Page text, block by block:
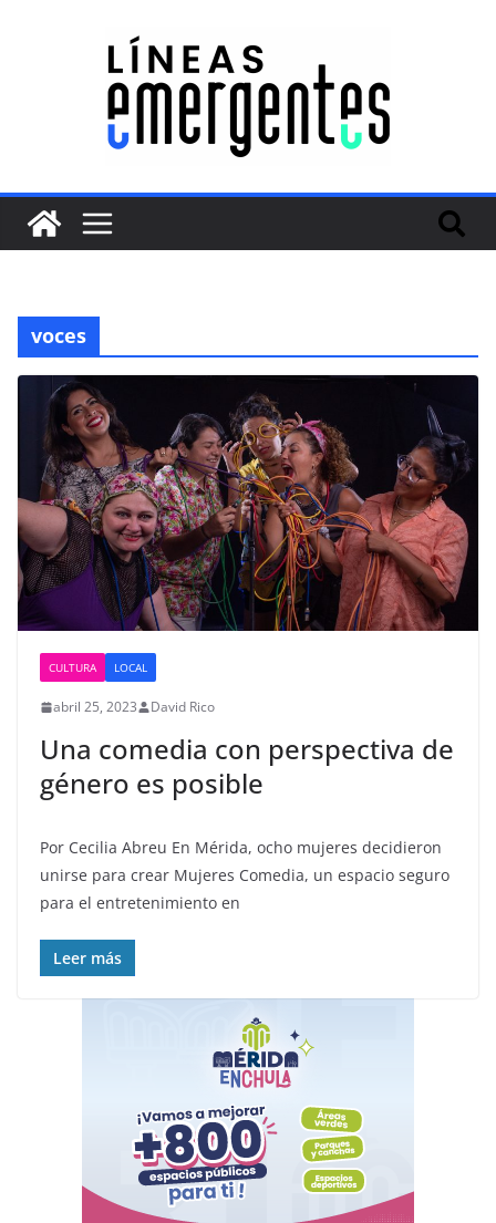
voces
CULTURA LOCAL
abril 25, 2023 David Rico
Una comedia con perspectiva de
género es posible
Por Cecilia Abreu En Mérida, ocho mujeres decidieron
unirse para crear Mujeres Comedia, un espacio seguro
para el entretenimiento en
Leer más